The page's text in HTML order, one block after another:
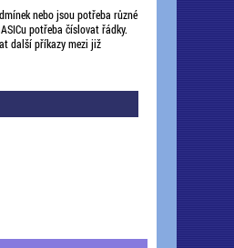
nebo jsou potřeba různé
potřeba číslovat řádky.
další příkazy mezi již